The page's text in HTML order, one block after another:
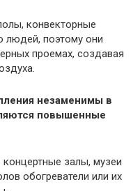
конвекторные
людей, поэтому они
проемах, создавая
незаменимы в
повышенные
залы, музеи
обогреватели или их